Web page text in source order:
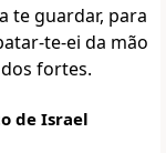
te guardar, para
te-ei da mão
fortes.
de Israel